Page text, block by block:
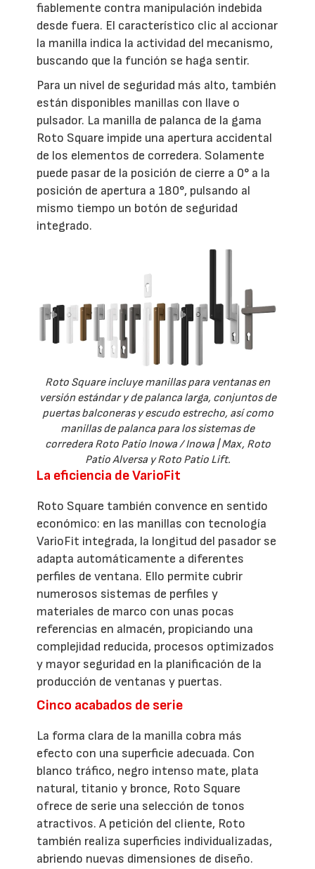
fiablemente contra manipulación indebida
desde fuera. El característico clic al accionar
la manilla indica la actividad del mecanismo,
buscando que la función se haga sentir.
Para un nivel de seguridad más alto, también
están disponibles manillas con llave o
pulsador. La manilla de palanca de la gama
Roto Square impide una apertura accidental
de los elementos de corredera. Solamente
puede pasar de la posición de cierre a 0° a la
posición de apertura a 180°, pulsando al
mismo tiempo un botón de seguridad
integrado.
Roto Square incluye manillas para ventanas en
versión estándar y de palanca larga, conjuntos de
puertas balconeras y escudo estrecho, así como
manillas de palanca para los sistemas de
corredera Roto Patio Inowa / Inowa | Max, Roto
Patio Alversa y Roto Patio Lift.
La eficiencia de VarioFit
Roto Square también convence en sentido
económico: en las manillas con tecnología
VarioFit integrada, la longitud del pasador se
adapta automáticamente a diferentes
perfiles de ventana. Ello permite cubrir
numerosos sistemas de perfiles y
materiales de marco con unas pocas
referencias en almacén, propiciando una
complejidad reducida, procesos optimizados
y mayor seguridad en la planificación de la
producción de ventanas y puertas.
Cinco acabados de serie
La forma clara de la manilla cobra más
efecto con una superficie adecuada. Con
blanco tráfico, negro intenso mate, plata
natural, titanio y bronce, Roto Square
ofrece de serie una selección de tonos
atractivos. A petición del cliente, Roto
también realiza superficies individualizadas,
abriendo nuevas dimensiones de diseño.